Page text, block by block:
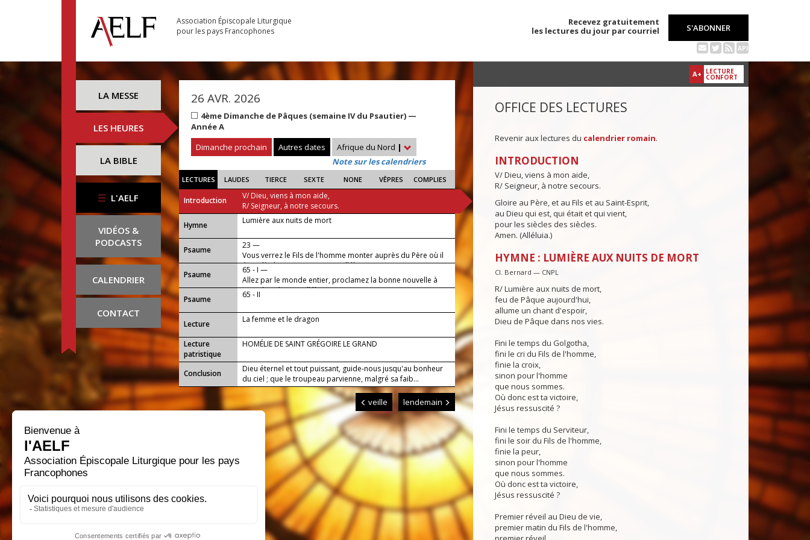
Association Épiscopale Liturgique
pour les pays Francophones
Recevez gratuitement
les lectures du jour par courriel
S'ABONNER
API
LA MESSE
LES HEURES
LA BIBLE
L'AELF
VIDÉOS &
PODCASTS
CALENDRIER
CONTACT
26 AVR. 2026
4ème Dimanche de Pâques (semaine IV du Psautier) —
Année A
Dimanche prochain
Autres dates Afrique du Nord |
Note sur les calendriers
LECTURES LAUDES TIERCE SEXTE NONE VÊPRES COMPLIES
Introduction
V/ Dieu, viens à mon aide,
R/ Seigneur, à notre secours.
...
Hymne Lumière aux nuits de mort
Psaume
23 —
Vous verrez le Fils de l'homme monter auprès du Père où il
était dès le commencement. Alléluia.
Psaume
65 - I —
Allez par le monde entier, proclamez la bonne nouvelle à
toute la création. Alléluia !
Psaume
65 - II
Lecture La femme et le dragon
Lecture
patristique
HOMÉLIE DE SAINT GRÉGOIRE LE GRAND
Conclusion
Dieu éternel et tout puissant, guide-nous jusqu'au bonheur
du ciel ; que le troupeau parvienne, malgré sa faib...
veille lendemain
A+ LECTURE
CONFORT
OFFICE DES LECTURES
Revenir aux lectures du calendrier romain.
INTRODUCTION
V/ Dieu, viens à mon aide,
R/ Seigneur, à notre secours.
Gloire au Père, et au Fils et au Saint-Esprit,
au Dieu qui est, qui était et qui vient,
pour les siècles des siècles.
Amen. (Alléluia.)
HYMNE : LUMIÈRE AUX NUITS DE MORT
Cl. Bernard — CNPL
R/ Lumière aux nuits de mort,
feu de Pâque aujourd'hui,
allume un chant d'espoir,
Dieu de Pâque dans nos vies.
Fini le temps du Golgotha,
fini le cri du Fils de l'homme,
finie la croix,
sinon pour l'homme
que nous sommes.
Où donc est ta victoire,
Jésus ressuscité ?
Fini le temps du Serviteur,
fini le soir du Fils de l'homme,
finie la peur,
sinon pour l'homme
que nous sommes.
Où donc est ta victoire,
Jésus ressuscité ?
Premier réveil au Dieu de vie,
premier matin du Fils de l'homme,